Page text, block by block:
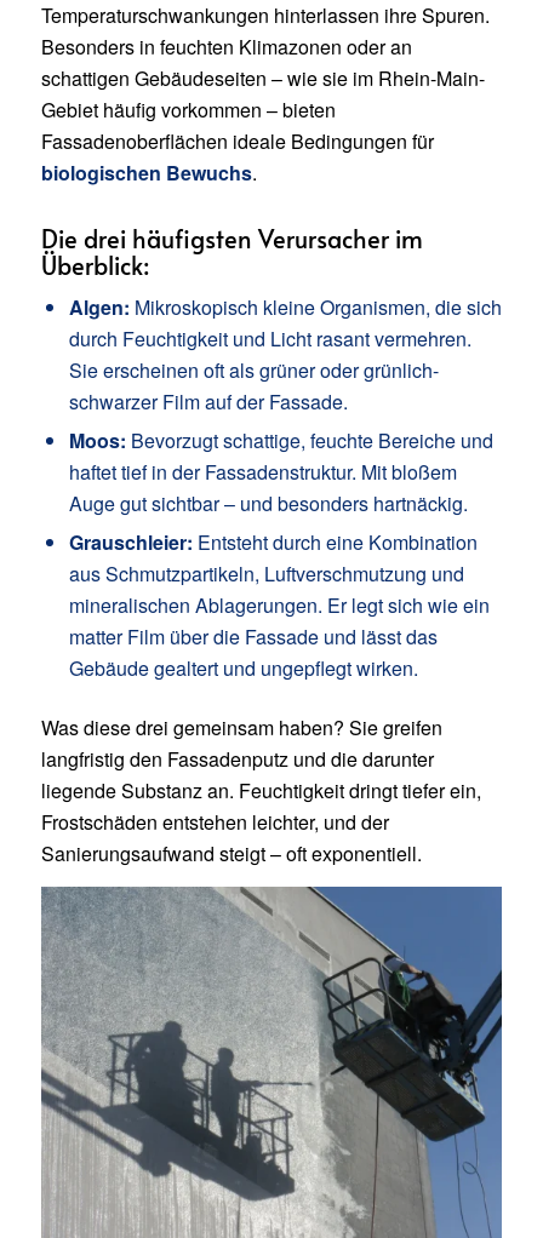
Temperaturschwankungen hinterlassen ihre Spuren.
Besonders in feuchten Klimazonen oder an
schattigen Gebäudeseiten – wie sie im Rhein-Main-
Gebiet häufig vorkommen – bieten
Fassadenoberflächen ideale Bedingungen für
biologischen Bewuchs.
Die drei häufigsten Verursacher im
Überblick:
Algen: Mikroskopisch kleine Organismen, die sich
durch Feuchtigkeit und Licht rasant vermehren.
Sie erscheinen oft als grüner oder grünlich-
schwarzer Film auf der Fassade.
Moos: Bevorzugt schattige, feuchte Bereiche und
haftet tief in der Fassadenstruktur. Mit bloßem
Auge gut sichtbar – und besonders hartnäckig.
Grauschleier: Entsteht durch eine Kombination
aus Schmutzpartikeln, Luftverschmutzung und
mineralischen Ablagerungen. Er legt sich wie ein
matter Film über die Fassade und lässt das
Gebäude gealtert und ungepflegt wirken.
Was diese drei gemeinsam haben? Sie greifen
langfristig den Fassadenputz und die darunter
liegende Substanz an. Feuchtigkeit dringt tiefer ein,
Frostschäden entstehen leichter, und der
Sanierungsaufwand steigt – oft exponentiell.